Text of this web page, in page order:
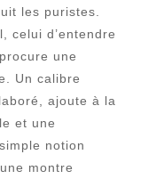
les puristes.
celui d’entendre
une
Un calibre
ajoute à la
et une
notion
montre